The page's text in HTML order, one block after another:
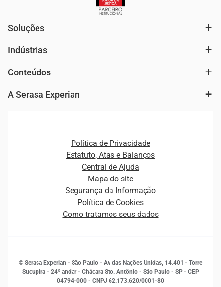
Soluções
Autenticação e Prevenção à Fraude
Cobrança e Recuperação de Dívidas
Plataformas e Motores de decisão
Indústrias
Fintechs
Conteúdos
Ver todo o conteúdo
Curso Gratuito de Saúde Financeira
Empreendedorismo
Estudos e Pesquisas
Inovação e Tecnologia
Leis e impostos
A Serasa Experian
Distribuidores e representantes
Estrutura Organizacional
Sala de Imprensa
Política de Privacidade
Estatuto, Atas e Balanços
Central de Ajuda
Mapa do site
Segurança da Informação
Política de Cookies
Como tratamos seus dados
© Serasa Experian - São Paulo - Av das Nações Unidas, 14.401 - Torre
Sucupira - 24º andar - Chácara Sto. Antônio - São Paulo - SP - CEP
04794-000 - CNPJ 62.173.620/0001-80